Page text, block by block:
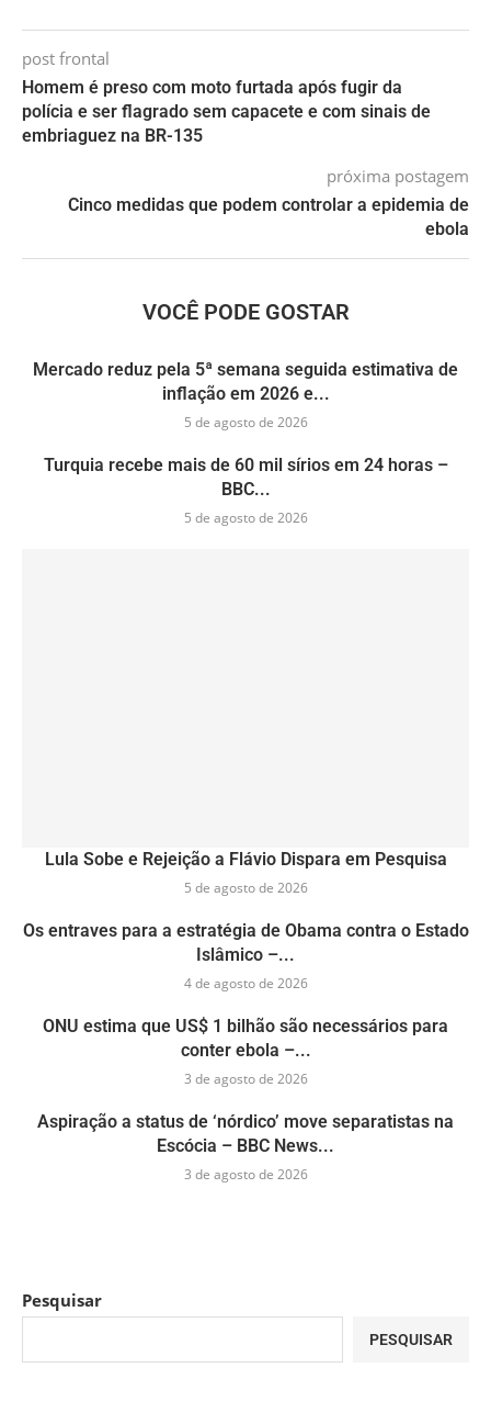
post frontal
Homem é preso com moto furtada após fugir da
polícia e ser flagrado sem capacete e com sinais de
embriaguez na BR-135
próxima postagem
Cinco medidas que podem controlar a epidemia de
ebola
VOCÊ PODE GOSTAR
Mercado reduz pela 5ª semana seguida estimativa de
inflação em 2026 e...
5 de agosto de 2026
Turquia recebe mais de 60 mil sírios em 24 horas –
BBC...
5 de agosto de 2026
Lula Sobe e Rejeição a Flávio Dispara em Pesquisa
5 de agosto de 2026
Os entraves para a estratégia de Obama contra o Estado
Islâmico –...
4 de agosto de 2026
ONU estima que US$ 1 bilhão são necessários para
conter ebola –...
3 de agosto de 2026
Aspiração a status de ‘nórdico’ move separatistas na
Escócia – BBC News...
3 de agosto de 2026
Pesquisar
PESQUISAR